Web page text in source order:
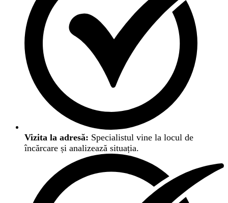
Vizita la adresă: Specialistul vine la locul de
încărcare și analizează situația.